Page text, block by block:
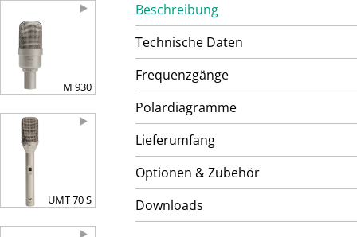
M 930
UMT 70 S
Beschreibung
Technische Daten
Frequenzgänge
Polardiagramme
Lieferumfang
Optionen & Zubehör
Downloads